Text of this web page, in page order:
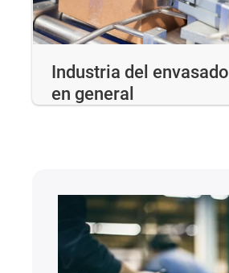
Industria del envasado
en general